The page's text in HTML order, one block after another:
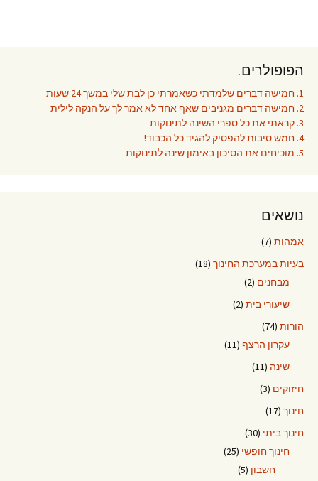
הפופולרים!
1. חמישה דברים שלמדתי כשאמרתי כן לבת שלי במשך 24 שעות
2. חמישה דברים מגניבים שאף אחד לא אמר לך על הנקה לילית
3. קראתי את כל ספרי השינה לתינוקות
4. חמש סיבות להפסיק להגיד כל הכבוד!
5. מוכיחים את הסיכון באימון שינה לתינוקות
נושאים
אמהות (7)
בעיות במערכת החינוך (18)
מבחנים (2)
שיעורי בית (2)
הורות (74)
עקרון הרצף (11)
שינה (11)
חיזוקים (3)
חינוך (17)
חינוך ביתי (30)
חינוך חופשי (25)
חשבון (5)